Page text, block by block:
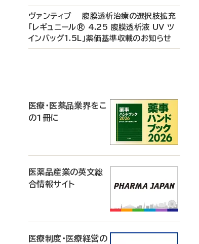
ヴァンティブ 腹膜透析治療の選択肢拡充
「レギュニール® 4.25 腹膜透析液 UV ツ
インバッグ1.5L」薬価基準収載のお知らせ
医療・医薬品業界をこ
の1冊に
医薬品産業の英文総
合情報サイト
医療制度・医療経営の